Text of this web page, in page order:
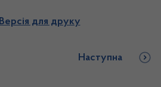
Версія для друку
Наступна